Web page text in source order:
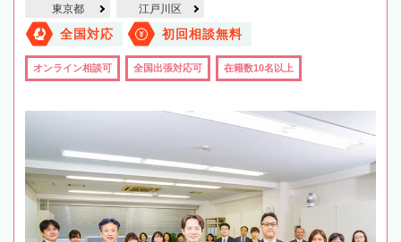
東京都 江戸川区
全国対応 初回相談無料
オンライン相談可 全国出張対応可 在籍数10名以上